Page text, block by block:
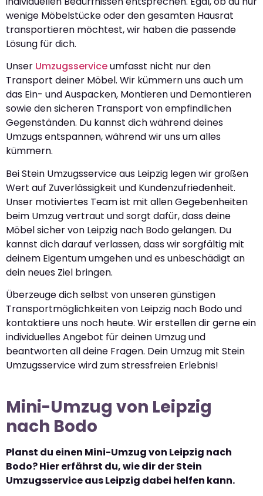
wenige Möbelstücke oder den gesamten Hausrat
transportieren möchtest, wir haben die passende
Lösung für dich.
Unser Umzugsserviceumfasst nicht nur den
Transport deiner Möbel. Wir kümmern uns auch um
das Ein- und Auspacken, Montieren und Demontieren
sowie den sicheren Transport von empfindlichen
Gegenständen. Du kannst dich während deines
Umzugs entspannen, während wir uns um alles
kümmern.
Bei Stein Umzugsservice aus Leipzig legen wir großen
Wert auf Zuverlässigkeit und Kundenzufriedenheit.
Unser motiviertes Team ist mit allen Gegebenheiten
beim Umzug vertraut und sorgt dafür, dass deine
Möbel sicher von Leipzig nach Bodo gelangen. Du
kannst dich darauf verlassen, dass wir sorgfältig mit
deinem Eigentum umgehen und es unbeschädigt an
dein neues Ziel bringen.
Überzeuge dich selbst von unseren günstigen
Transportmöglichkeiten von Leipzig nach Bodo und
kontaktiere uns noch heute. Wir erstellen dir gerne ein
individuelles Angebot für deinen Umzug und
beantworten all deine Fragen. Dein Umzug mit Stein
Umzugsservice wird zum stressfreien Erlebnis!
Mini-Umzug von Leipzig
nach Bodo
Planst du einen Mini-Umzug von Leipzig nach
Bodo? Hier erfährst du, wie dir der Stein
Umzugsservice aus Leipzig dabei helfen kann.